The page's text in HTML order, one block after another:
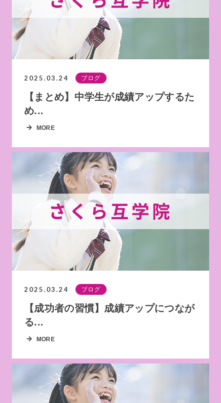
2025.03.24 ブログ
【まとめ】中学生が成績アップするた
め...
MORE
2025.03.24 ブログ
【成功者の習慣】成績アップにつなが
る...
MORE